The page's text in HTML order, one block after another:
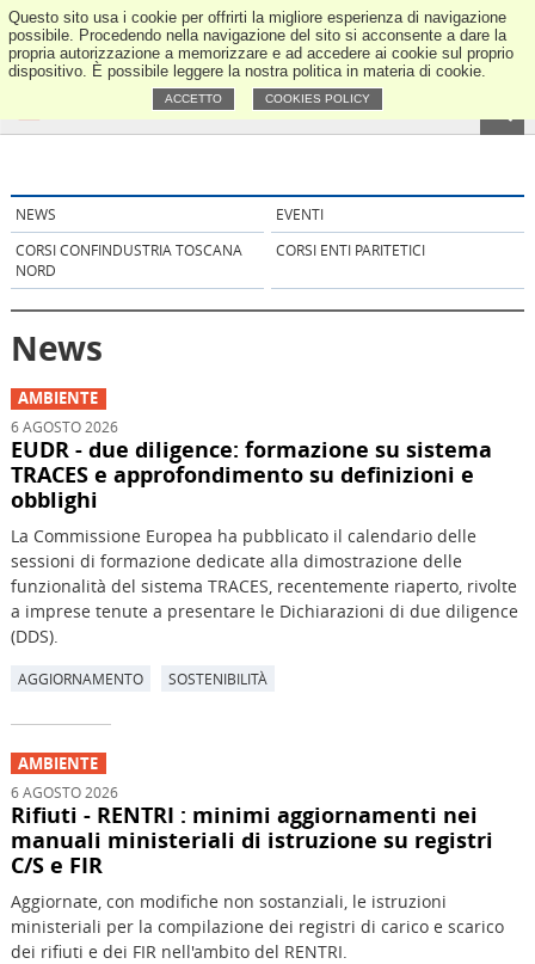
Questo sito usa i cookie per offrirti la migliore esperienza di navigazione
possibile. Procedendo nella navigazione del sito si acconsente a dare la
propria autorizzazione a memorizzare e ad accedere ai cookie sul proprio
dispositivo. È possibile leggere la nostra politica in materia di cookie.
ACCETTO COOKIES POLICY
ANCE
NEWS
EVENTI
CORSI CONFINDUSTRIA TOSCANA
NORD
CORSI ENTI PARITETICI
News
AMBIENTE
6 AGOSTO 2026
EUDR - due diligence: formazione su sistema
TRACES e approfondimento su definizioni e
obblighi
La Commissione Europea ha pubblicato il calendario delle
sessioni di formazione dedicate alla dimostrazione delle
funzionalità del sistema TRACES, recentemente riaperto, rivolte
a imprese tenute a presentare le Dichiarazioni di due diligence
(DDS).
AGGIORNAMENTO SOSTENIBILITÀ
AMBIENTE
6 AGOSTO 2026
Rifiuti - RENTRI : minimi aggiornamenti nei
manuali ministeriali di istruzione su registri
C/S e FIR
Aggiornate, con modifiche non sostanziali, le istruzioni
ministeriali per la compilazione dei registri di carico e scarico
dei rifiuti e dei FIR nell'ambito del RENTRI.